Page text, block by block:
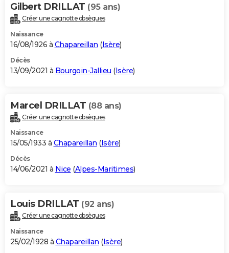
Gilbert DRILLAT (95 ans)
Créer une cagnotte obsèques
Naissance
16/08/1926 à Chapareillan (Isère)
Décès
13/09/2021 à Bourgoin-Jallieu (Isère)
Marcel DRILLAT (88 ans)
Créer une cagnotte obsèques
Naissance
15/05/1933 à Chapareillan (Isère)
Décès
14/06/2021 à Nice (Alpes-Maritimes)
Louis DRILLAT (92 ans)
Créer une cagnotte obsèques
Naissance
25/02/1928 à Chapareillan (Isère)